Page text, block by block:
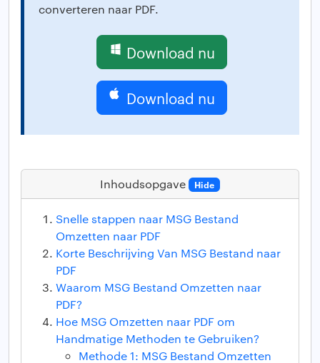
converteren naar PDF.
Download nu
Download nu
Inhoudsopgave Hide
Snelle stappen naar MSG Bestand
Omzetten naar PDF
Korte Beschrijving Van MSG Bestand naar
PDF
Waarom MSG Bestand Omzetten naar
PDF?
Hoe MSG Omzetten naar PDF om
Handmatige Methoden te Gebruiken?
Methode 1: MSG Bestand Omzetten